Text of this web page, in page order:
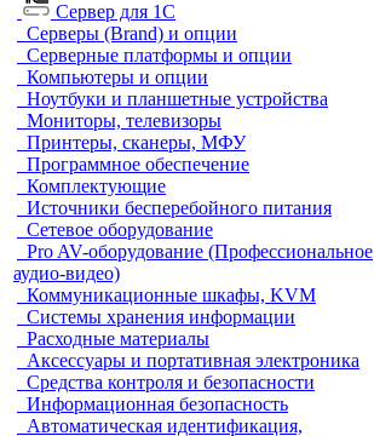
Сервер для 1С
Серверы (Brand) и опции
Серверные платформы и опции
Компьютеры и опции
Ноутбуки и планшетные устройства
Мониторы, телевизоры
Принтеры, сканеры, МФУ
Программное обеспечение
Комплектующие
Источники бесперебойного питания
Сетевое оборудование
Pro AV-оборудование (Профессиональное
аудио-видео)
Коммуникационные шкафы, KVM
Системы хранения информации
Расходные материалы
Аксессуары и портативная электроника
Средства контроля и безопасности
Информационная безопасность
Автоматическая идентификация,